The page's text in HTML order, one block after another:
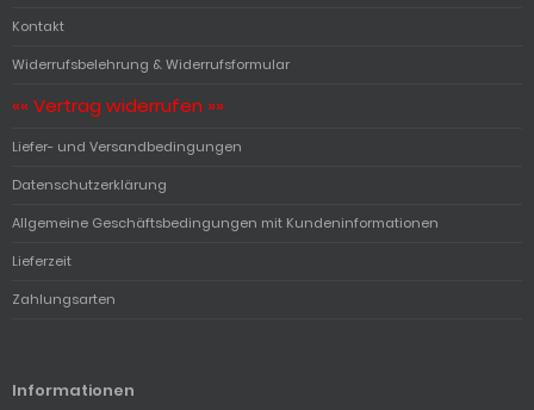
Kontakt
Widerrufsbelehrung & Widerrufsformular
«« Vertrag widerrufen »»
Liefer- und Versandbedingungen
Datenschutzerklärung
Allgemeine Geschäftsbedingungen mit Kundeninformationen
Lieferzeit
Zahlungsarten
Informationen